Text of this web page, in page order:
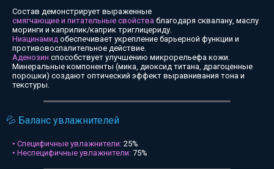
Состав демонстрирует выраженные
смягчающие и питательные свойства благодаря сквалану, маслу
моринги и каприлик/каприк триглицериду.
Ниацинамид обеспечивает укрепление барьерной функции и
противовоспалительное действие.
Аденозин способствует улучшению микрорельефа кожи.
Минеральные компоненты (мика, диоксид титана, драгоценные
порошки) создают оптический эффект выравнивания тона и
текстуры.
💦 Баланс увлажнителей
• Специфичные увлажнители: 25%
• Неспецифичные увлажнители: 75%